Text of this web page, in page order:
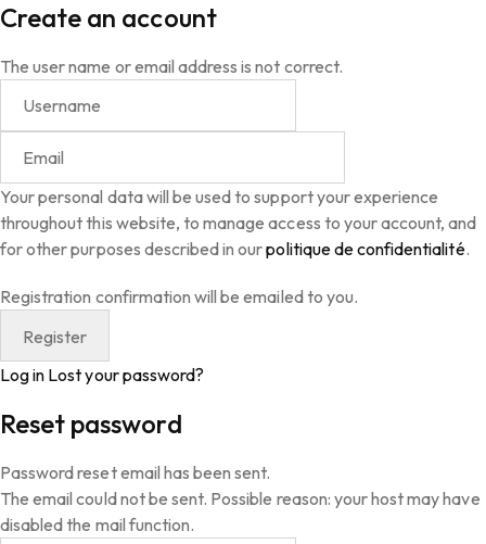
Create an account
The user name or email address is not correct.
Your personal data will be used to support your experience
throughout this website, to manage access to your account, and
for other purposes described in ourpolitique de confidentialité.
Registration confirmation will be emailed to you.
Log in Lost your password?
Reset password
Password reset email has been sent.
The email could not be sent. Possible reason: your host may have
disabled the mail function.